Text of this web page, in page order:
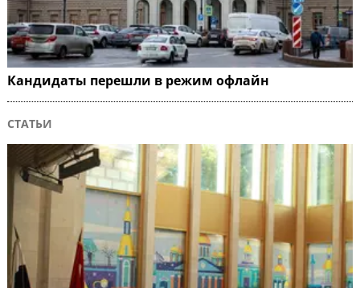
Кандидаты перешли в режим офлайн
СТАТЬИ